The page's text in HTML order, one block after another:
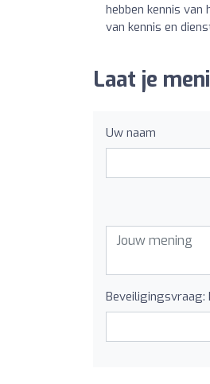
hebben kennis
van kennis en
Laat je
Uw naam
Beveiligingsvraag: